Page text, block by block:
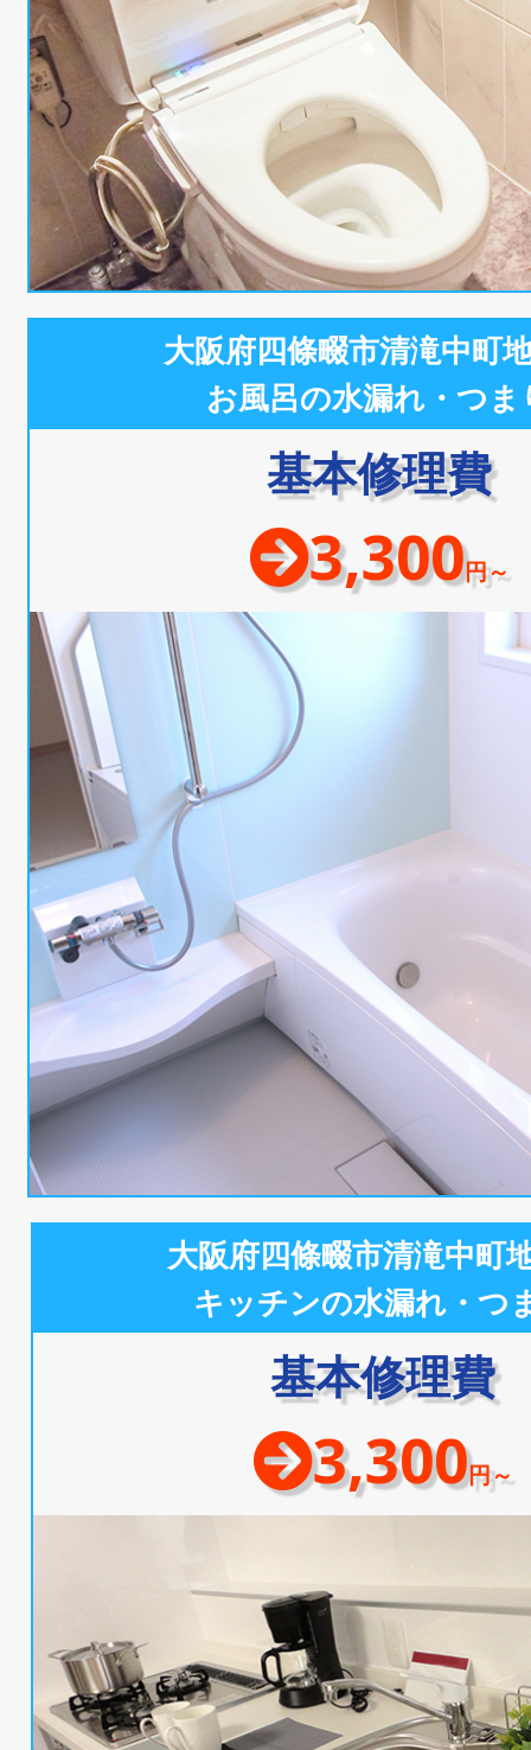
大阪府四條畷市清滝中町
お風呂の水漏れ・つま
基本修理費
3,300円～
大阪府四條畷市清滝中町
キッチンの水漏れ・つ
基本修理費
3,300円～